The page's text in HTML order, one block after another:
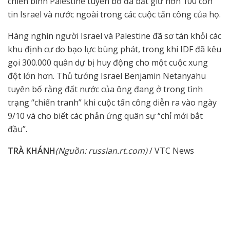
tin Israel và nước ngoài trong các cuộc tấn công của họ.
Hàng nghìn người Israel và Palestine đã sơ tán khỏi các
khu định cư do bạo lực bùng phát, trong khi IDF đã kêu
gọi 300.000 quân dự bị huy động cho một cuộc xung
đột lớn hơn. Thủ tướng Israel Benjamin Netanyahu
tuyên bố rằng đất nước của ông đang ở trong tình
trạng “chiến tranh” khi cuộc tấn công diễn ra vào ngày
9/10 và cho biết các phản ứng quân sự “chỉ mới bắt
đầu”.
TRÀ KHÁNH(Nguồn: russian.rt.com)/ VTC News